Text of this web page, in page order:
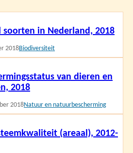
soorten in Nederland, 2018
2018Biodiversiteit
van dieren en
2018
2018Natuur en natuurbescherming
(areaal), 2012-